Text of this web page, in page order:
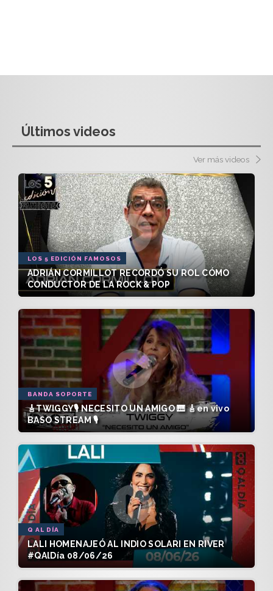
Últimos videos
Ver más videos
LOS 5 EDICIÓN FAMOSOS
ADRIÁN CORMILLOT RECORDÓ SU ROL CÓMO
CONDUCTOR DE LA ROCK & POP
BANDA SOPORTE
🎸TWIGGY🎙️ NECESITO UN AMIGO 🎹 🎸en vivo
BASO STREAM 🎙️
Q AL DÍA
LALI HOMENAJEÓ AL INDIO SOLARI EN RIVER
#QAlDía 08/06/26